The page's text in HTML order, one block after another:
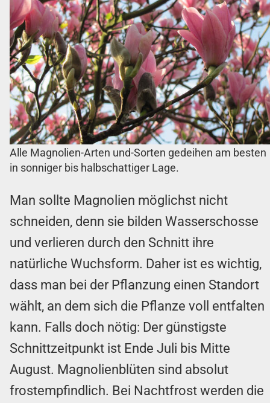
Alle Magnolien-Arten und-Sorten gedeihen am besten
in sonniger bis halbschattiger Lage.
Man sollte Magnolien möglichst nicht
schneiden, denn sie bilden Wasserschosse
und verlieren durch den Schnitt ihre
natürliche Wuchsform. Daher ist es wichtig,
dass man bei der Pflanzung einen Standort
wählt, an dem sich die Pflanze voll entfalten
kann. Falls doch nötig: Der günstigste
Schnittzeitpunkt ist Ende Juli bis Mitte
August. Magnolienblüten sind absolut
frostempfindlich. Bei Nachtfrost werden die